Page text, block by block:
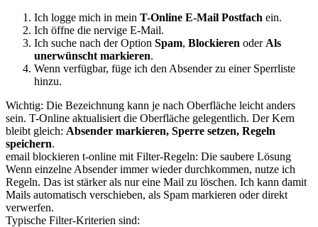
Ich logge mich in mein T-Online E-Mail Postfach ein.
Ich öffne die nervige E-Mail.
Ich suche nach der Option Spam, Blockieren oder Als
unerwünscht markieren.
Wenn verfügbar, füge ich den Absender zu einer Sperrliste
hinzu.
Wichtig: Die Bezeichnung kann je nach Oberfläche leicht anders
sein. T-Online aktualisiert die Oberfläche gelegentlich. Der Kern
bleibt gleich: Absender markieren, Sperre setzen, Regeln
speichern.
email blockieren t-online mit Filter-Regeln: Die saubere Lösung
Wenn einzelne Absender immer wieder durchkommen, nutze ich
Regeln. Das ist stärker als nur eine Mail zu löschen. Ich kann damit
Mails automatisch verschieben, als Spam markieren oder direkt
verwerfen.
Typische Filter-Kriterien sind: